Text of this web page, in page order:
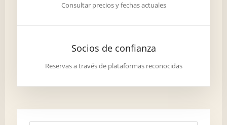
Consultar precios y fechas actuales
Socios de confianza
Reservas a través de plataformas reconocidas